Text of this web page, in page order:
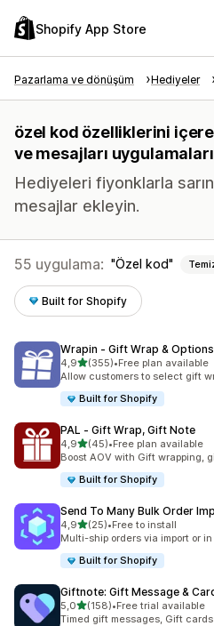
Shopify App Store
Pazarlama ve dönüşüm Hediyeler
özel kod özelliklerini
ve mesajları uygulamaları
Hediyeleri fiyonklarla
mesajlar ekleyin.
55 uygulama: Özel kod
Built for Shopify
Wrapin ‑ Gift Wrap & Options
4,95 yıldız üzerinden
(355)
toplam 355 değerlendirme
•Free plan available
Allow customers to select gift
Built for Shopify
PAL ‑ Gift Wrap, Gift Note
4,95 yıldız üzerinden
(45)
toplam 45 değerlendirme
•Free plan available
Boost AOV with Gift wrapping,
Built for Shopify
Send To Many Bulk Order
4,95 yıldız üzerinden
(25)
toplam 25 değerlendirme
•Free to install
Multi-ship orders via import or
Built for Shopify
Giftnote: Gift Message &
5,05 yıldız üzerinden
(158)
toplam 158 değerlendirme
•Free trial available
Timed gift messages, Gift